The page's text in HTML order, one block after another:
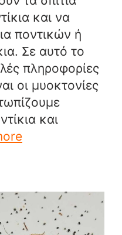
και να
ποντικών ή
Σε αυτό το
πληροφορίες
οι μυοκτονίες
και